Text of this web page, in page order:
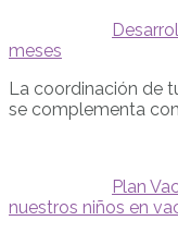
meses
La coordinación de
se complementa
Plan
nuestros niños en